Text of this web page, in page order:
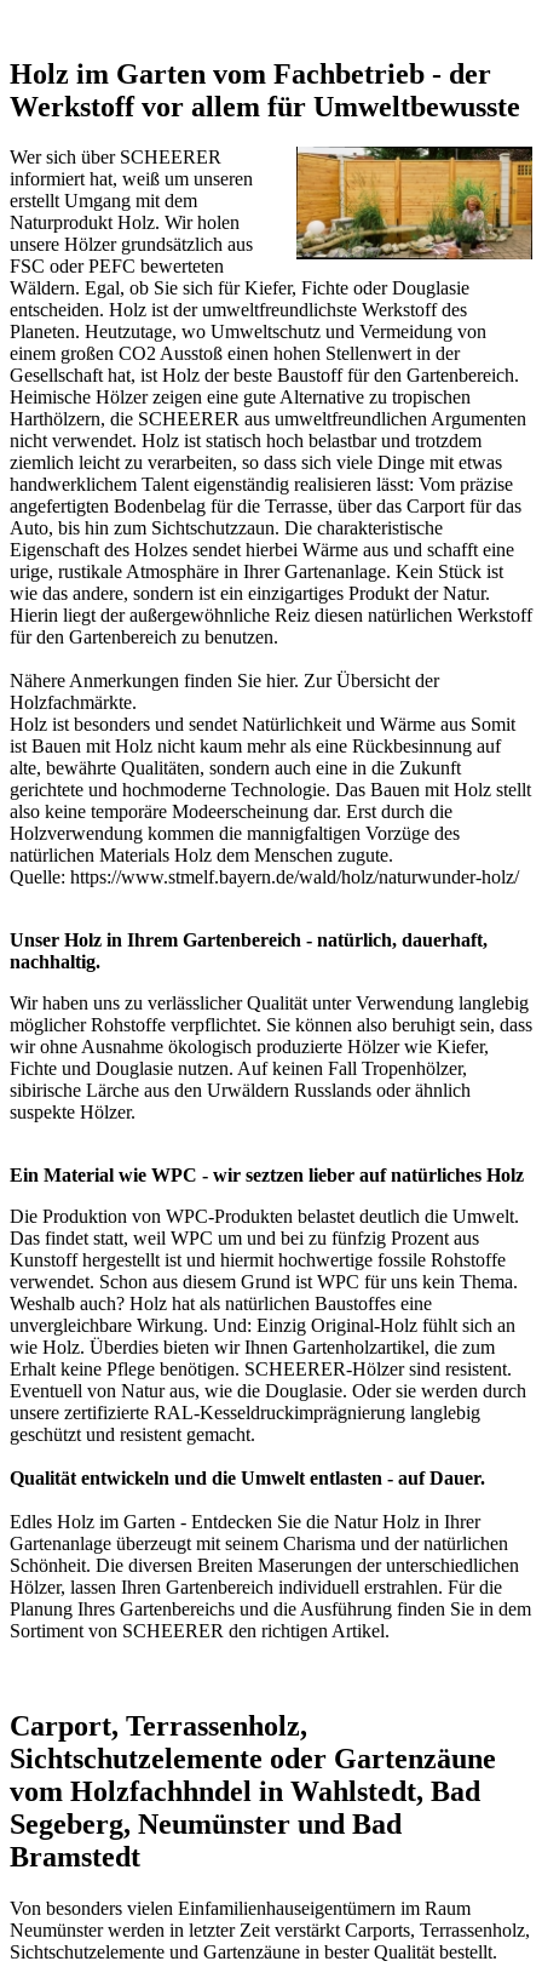
Holz im Garten vom Fachbetrieb - der
Werkstoff vor allem für Umweltbewusste
Wer sich über SCHEERER
informiert hat, weiß um unseren
erstellt Umgang mit dem
Naturprodukt Holz. Wir holen
unsere Hölzer grundsätzlich aus
FSC oder PEFC bewerteten
Wäldern. Egal, ob Sie sich für Kiefer, Fichte oder Douglasie
entscheiden. Holz ist der umweltfreundlichste Werkstoff des
Planeten. Heutzutage, wo Umweltschutz und Vermeidung von
einem großen CO2 Ausstoß einen hohen Stellenwert in der
Gesellschaft hat, ist Holz der beste Baustoff für den Gartenbereich.
Heimische Hölzer zeigen eine gute Alternative zu tropischen
Harthölzern, die SCHEERER aus umweltfreundlichen Argumenten
nicht verwendet. Holz ist statisch hoch belastbar und trotzdem
ziemlich leicht zu verarbeiten, so dass sich viele Dinge mit etwas
handwerklichem Talent eigenständig realisieren lässt: Vom präzise
angefertigten Bodenbelag für die Terrasse, über das Carportfür das
Auto, bis hin zum Sichtschutzzaun. Die charakteristische
Eigenschaft des Holzes sendet hierbei Wärme aus und schafft eine
urige, rustikale Atmosphäre in Ihrer Gartenanlage. Kein Stück ist
wie das andere, sondern ist ein einzigartiges Produkt der Natur.
Hierin liegt der außergewöhnliche Reiz diesen natürlichen Werkstoff
für den Gartenbereich zu benutzen.
Nähere Anmerkungen finden Sie hier. Zur Übersicht der
Holzfachmärkte.
Holz ist besonders und sendet Natürlichkeit und Wärme aus Somit
ist Bauen mit Holz nicht kaum mehr als eine Rückbesinnung auf
alte, bewährte Qualitäten, sondern auch eine in die Zukunft
gerichtete und hochmoderne Technologie. Das Bauen mit Holz stellt
also keine temporäre Modeerscheinung dar. Erst durch die
Holzverwendung kommen die mannigfaltigen Vorzüge des
natürlichen Materials Holz dem Menschen zugute.
Quelle: https://www.stmelf.bayern.de/wald/holz/naturwunder-holz/
Unser Holz in Ihrem Gartenbereich - natürlich, dauerhaft,
nachhaltig.
Wir haben uns zu verlässlicher Qualität unter Verwendung langlebig
möglicher Rohstoffe verpflichtet. Sie können also beruhigt sein, dass
wir ohne Ausnahme ökologisch produzierte Hölzer wie Kiefer,
Fichte und Douglasie nutzen. Auf keinen Fall Tropenhölzer,
sibirische Lärche aus den Urwäldern Russlands oder ähnlich
suspekte Hölzer.
Ein Material wie WPC - wir seztzen lieber auf natürliches Holz
Die Produktion von WPC-Produkten belastet deutlich die Umwelt.
Das findet statt, weil WPC um und bei zu fünfzig Prozent aus
Kunstoff hergestellt ist und hiermit hochwertige fossile Rohstoffe
verwendet. Schon aus diesem Grund ist WPC für uns kein Thema.
Weshalb auch? Holz hat als natürlichen Baustoffes eine
unvergleichbare Wirkung. Und: Einzig Original-Holz fühlt sich an
wie Holz. Überdies bieten wir Ihnen Gartenholzartikel, die zum
Erhalt keine Pflege benötigen. SCHEERER-Hölzer sind resistent.
Eventuell von Natur aus, wie die Douglasie. Oder sie werden durch
unsere zertifizierte RAL-Kesseldruckimprägnierung langlebig
geschützt und resistent gemacht.
Qualität entwickeln und die Umwelt entlasten - auf Dauer.
Edles Holz im Garten - Entdecken Sie die Natur Holz in Ihrer
Gartenanlage überzeugt mit seinem Charisma und der natürlichen
Schönheit. Die diversen Breiten Maserungen der unterschiedlichen
Hölzer, lassen Ihren Gartenbereich individuell erstrahlen. Für die
Planung Ihres Gartenbereichs und die Ausführung finden Sie in dem
Sortiment von SCHEERER den richtigen Artikel.
Carport, Terrassenholz,
Sichtschutzelemente oder Gartenzäune
vom Holzfachhndel in Wahlstedt, Bad
Segeberg, Neumünster und Bad
Bramstedt
Von besonders vielen Einfamilienhauseigentümern im Raum
Neumünster werden in letzter Zeit verstärkt Carports, Terrassenholz,
Sichtschutzelemente und Gartenzäune in bester Qualität bestellt.